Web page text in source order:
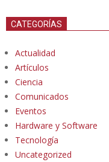
CATEGORÍAS
Actualidad
Artículos
Ciencia
Comunicados
Eventos
Hardware y Software
Tecnología
Uncategorized